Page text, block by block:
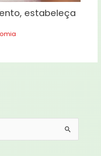
estabeleça